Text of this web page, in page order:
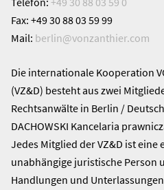
Fax: +49 30 88 03 59 99
Mail: berlin@vonzanthier.com
Die internationale Kooperation
(VZ&D) besteht aus zwei
Rechtsanwälte in Berlin /
DACHOWSKI Kancelaria
Jedes Mitglied der VZ&D ist eine
unabhängige juristische Person
Handlungen und